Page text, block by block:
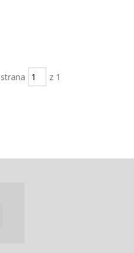
strana z 1